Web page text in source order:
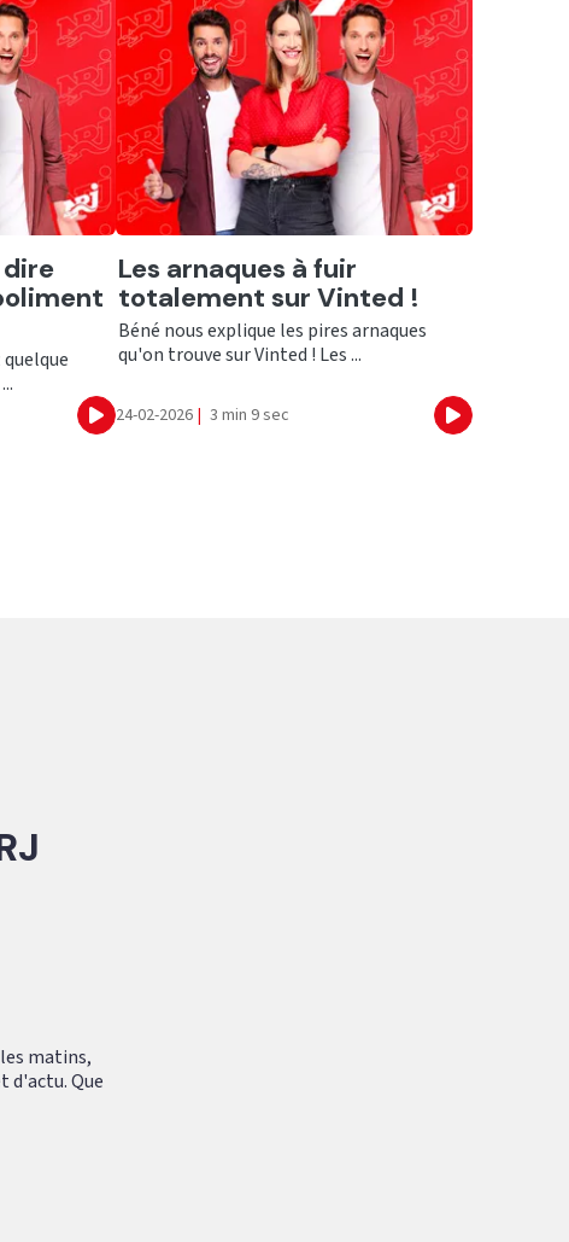
dire
Ecouter
Ecouter
Les arnaques à fuir
totalement sur Vinted !
Béné nous explique les pires arnaques
qu'on trouve sur Vinted ! Les ...
24-02-2026 | 3 min 9 sec Ecouter
matins,
d'actu. Que